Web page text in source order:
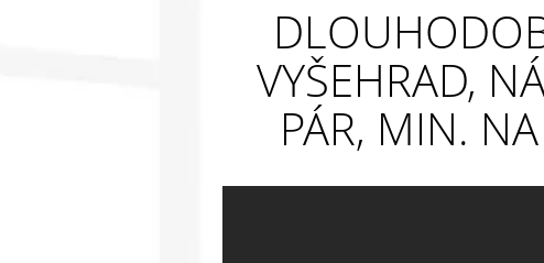
VYŠEHRAD,
PÁR, MIN.